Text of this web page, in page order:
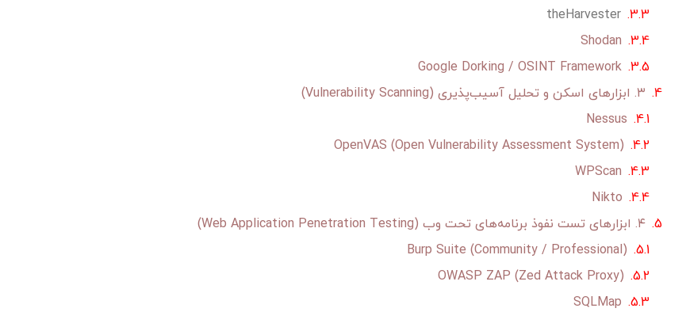
theHarvester
Shodan
Google Dorking / OSINT Framework
۳. ابزارهای اسکن و تحلیل آسیب‌پذیری (Vulnerability Scanning)
Nessus
OpenVAS (Open Vulnerability Assessment System)
WPScan
Nikto
۴. ابزارهای تست نفوذ برنامه‌های تحت وب (Web Application Penetration Testing)
Burp Suite (Community / Professional)
OWASP ZAP (Zed Attack Proxy)
SQLMap